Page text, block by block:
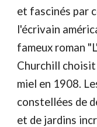
et fascinés par
l'écrivain
fameux roman
Churchill
miel en 1908.
constellées de
et de jardins